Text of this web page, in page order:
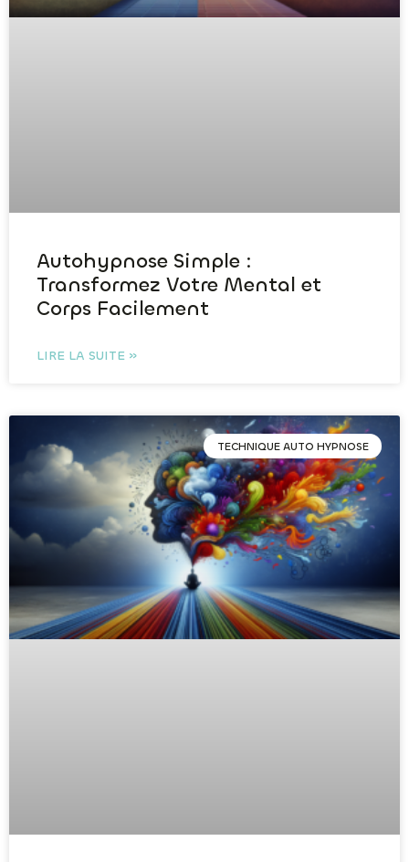
Autohypnose Simple :
Transformez Votre Mental et
Corps Facilement
LIRE LA SUITE »
TECHNIQUE AUTO HYPNOSE